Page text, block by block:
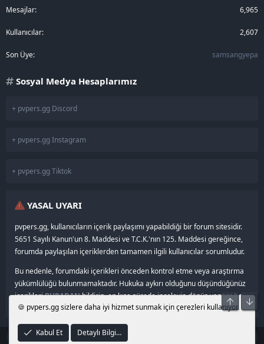
Mesajlar 6,965
Kullanıcılar 2,607
Son Üye samsangyepa
Sosyal Medya Hesaplarımız
+ pvpers.gg Discord
+ pvpers.gg Instagram
+ pvpers.gg Tiktok
YASAL UYARI
pvpers.gg, kullanıcıların içerik paylaşımı yapabildiği bir forum sitesidir.
5651 Sayılı Kanun'un 8. Maddesi ve T.C.K.'nın 125. Maddesi gereğince,
forumda paylaşılan içeriklerden tamamen ilgili kullanıcılar sorumludur.
Bu nedenle, forumdaki içerikleri önceden kontrol etme veya araştırma
yükümlülüğü bulunmamaktadır. Hukuka aykırı olduğunu düşündüğünüz
içerikleriBURADANbildirin, en kısa sürede inceleyip dönüş yapacağız.
© 2024–2026 pvpers.gg •
🍪 pvpers.gg sizlere daha iyi hizmet sunmak için çerezleri kullanıyor.
Kabul Et Detaylı Bilgi…
Üst Alt